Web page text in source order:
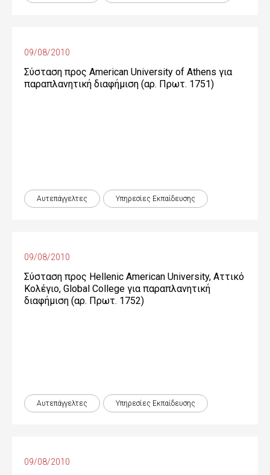
09/08/2010
Σύσταση προς American University of Athens για
παραπλανητική διαφήμιση (αρ. Πρωτ. 1751)
Αυτεπάγγελτες Υπηρεσίες Εκπαίδευσης
09/08/2010
Σύσταση προς Hellenic American University, Αττικό
Κολέγιο, Global College για παραπλανητική
διαφήμιση (αρ. Πρωτ. 1752)
Αυτεπάγγελτες Υπηρεσίες Εκπαίδευσης
09/08/2010